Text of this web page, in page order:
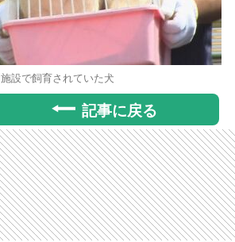
施設で飼育されていた犬
記事に戻る